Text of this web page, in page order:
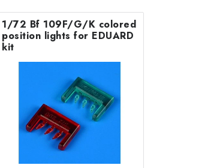
1/72 Bf 109F/G/K colored
position lights for EDUARD
kit